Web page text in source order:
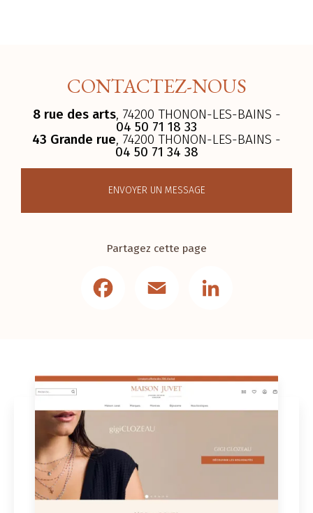
CONTACTEZ-NOUS
8 rue des arts, 74200 THONON-LES-BAINS -
04 50 71 18 33
43 Grande rue, 74200 THONON-LES-BAINS -
04 50 71 34 38
ENVOYER UN MESSAGE
Partagez cette page